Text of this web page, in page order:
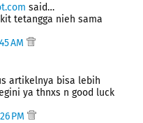
said…
tetangga nieh sama
AM
artikelnya bisa lebih
ya thnxs n good luck
PM